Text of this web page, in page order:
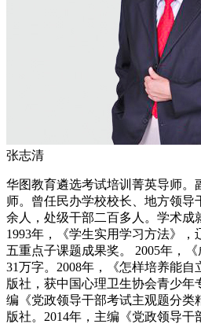
张志清
华图教育遴选考试培训菁英导师。
师。曾任民办学校校长、地方领导
余人，处级干部二百多人。学术成
1993年，《学生实用学习方法》，
五重点子课题成果奖。 2005年，
31万字。2008年，《怎样培养能
版社，获中国心理卫生协会青少年
编《党政领导干部考试主观题分类
版社。2014年，主编《党政领导干